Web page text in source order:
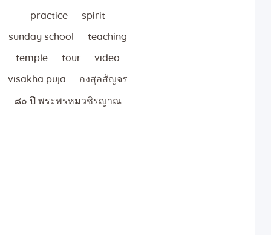
practice spirit
sunday school teaching
temple tour video
visakha puja กงสุลสัญจร
๘๐ ปี พระพรหมวชิรญาณ